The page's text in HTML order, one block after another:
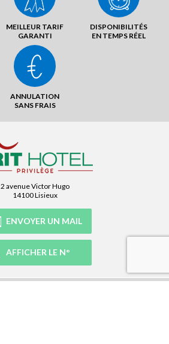
MEILLEUR TARIF
GARANTI
DISPONIBILITÉS
EN TEMPS RÉEL
ANNULATION
SANS FRAIS
2 avenue Victor Hugo
14100 Lisieux
ENVOYER UN MAIL
AFFICHER LE N°